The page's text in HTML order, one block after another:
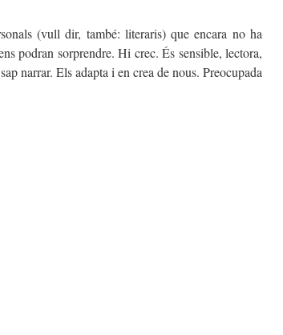
(vull dir, també: literaris) que encara no ha
podran sorprendre. Hi crec. És sensible, lectora,
narrar. Els adapta i en crea de nous. Preocupada